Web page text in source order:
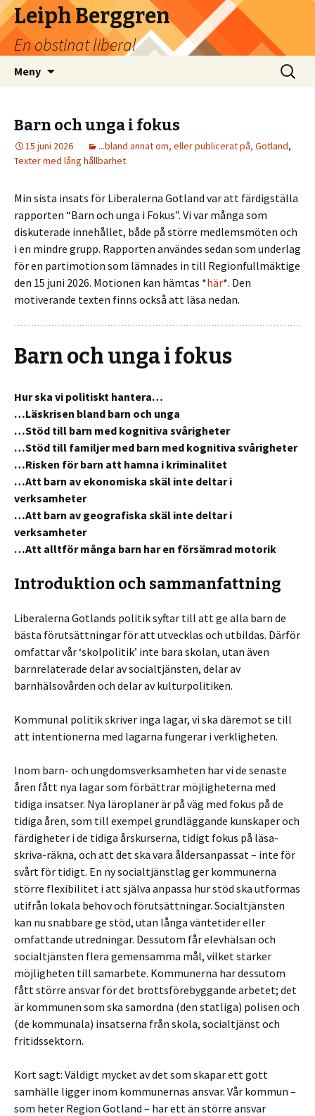
Leiph Berggren
En obstinat liberal
Meny
Sök
efter:
Barn och unga i fokus
15 juni 2026 ...bland annat om, eller publicerat på, Gotland,
Texter med lång hållbarhet
Min sista insats för Liberalerna Gotland var att färdigställa
rapporten “Barn och unga i Fokus”. Vi var många som
diskuterade innehållet, både på större medlemsmöten och
i en mindre grupp. Rapporten användes sedan som underlag
för en partimotion som lämnades in till Regionfullmäktige
den 15 juni 2026. Motionen kan hämtas *här*. Den
motiverande texten finns också att läsa nedan.
Barn och unga i fokus
Hur ska vi politiskt hantera…
…Läskrisen bland barn och unga
…Stöd till barn med kognitiva svårigheter
…Stöd till familjer med barn med kognitiva svårigheter
…Risken för barn att hamna i kriminalitet
…Att barn av ekonomiska skäl inte deltar i
verksamheter
…Att barn av geografiska skäl inte deltar i
verksamheter
…Att alltför många barn har en försämrad motorik
Introduktion och sammanfattning
Liberalerna Gotlands politik syftar till att ge alla barn de
bästa förutsättningar för att utvecklas och utbildas. Därför
omfattar vår ‘skolpolitik’ inte bara skolan, utan även
barnrelaterade delar av socialtjänsten, delar av
barnhälsovården och delar av kulturpolitiken.
Kommunal politik skriver inga lagar, vi ska däremot se till
att intentionerna med lagarna fungerar i verkligheten.
Inom barn- och ungdomsverksamheten har vi de senaste
åren fått nya lagar som förbättrar möjligheterna med
tidiga insatser. Nya läroplaner är på väg med fokus på de
tidiga åren, som till exempel grundläggande kunskaper och
färdigheter i de tidiga årskurserna, tidigt fokus på läsa-
skriva-räkna, och att det ska vara åldersanpassat – inte för
svårt för tidigt. En ny socialtjänstlag ger kommunerna
större flexibilitet i att själva anpassa hur stöd ska utformas
utifrån lokala behov och förutsättningar. Socialtjänsten
kan nu snabbare ge stöd, utan långa väntetider eller
omfattande utredningar. Dessutom får elevhälsan och
socialtjänsten flera gemensamma mål, vilket stärker
möjligheten till samarbete. Kommunerna har dessutom
fått större ansvar för det brottsförebyggande arbetet; det
är kommunen som ska samordna (den statliga) polisen och
(de kommunala) insatserna från skola, socialtjänst och
fritidssektorn.
Kort sagt: Väldigt mycket av det som skapar ett gott
samhälle ligger inom kommunernas ansvar. Vår kommun –
som heter Region Gotland – har ett än större ansvar